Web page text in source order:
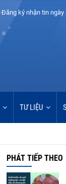
Đăng ký nhận tin ngày
TƯ LIỆU
PHÁT TIẾP THEO